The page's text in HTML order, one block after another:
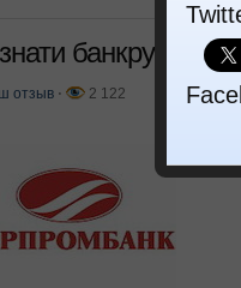
банкрутство
отзыв ⋅ 2 122